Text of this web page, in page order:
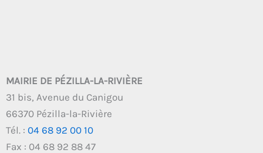
MAIRIE DE PÉZILLA-LA-RIVIÈRE
31 bis, Avenue du Canigou
66370 Pézilla-la-Rivière
Tél. : 04 68 92 00 10
Fax : 04 68 92 88 47